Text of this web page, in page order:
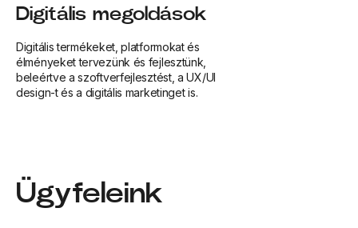
Digitális megoldások
Digitális termékeket, platformokat és
élményeket tervezünk és fejlesztünk,
beleértve a szoftverfejlesztést, a UX/UI
design-t és a digitális marketinget is.
Ügyfeleink